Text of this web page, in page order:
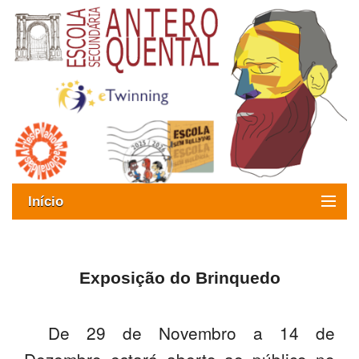
Início
Oferta formativa
ESAQ sem Bullying
Exposição do Brinquedo
De 29 de Novembro a 14 de